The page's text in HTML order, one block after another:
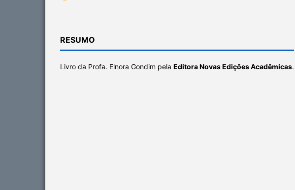
RESUMO
Livro da Profa. Elnora Gondim pela Editora Novas Edições Acadêmicas.